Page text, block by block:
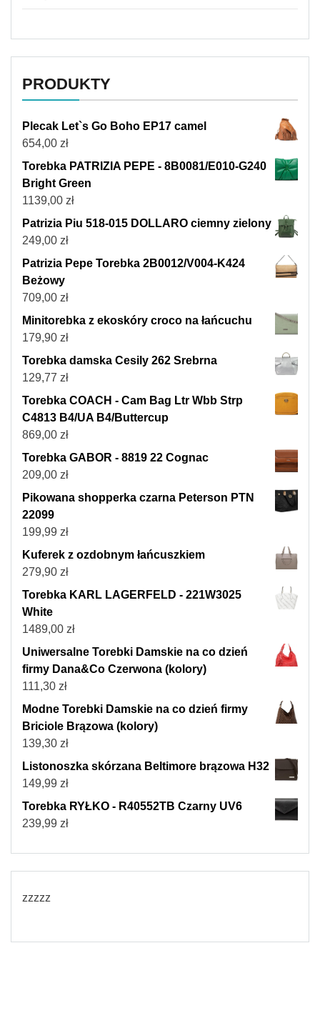
PRODUKTY
Plecak Let`s Go Boho EP17 camel
654,00 zł
Torebka PATRIZIA PEPE - 8B0081/E010-G240
Bright Green
1139,00 zł
Patrizia Piu 518-015 DOLLARO ciemny zielony
249,00 zł
Patrizia Pepe Torebka 2B0012/V004-K424
Beżowy
709,00 zł
Minitorebka z ekoskóry croco na łańcuchu
179,90 zł
Torebka damska Cesily 262 Srebrna
129,77 zł
Torebka COACH - Cam Bag Ltr Wbb Strp
C4813 B4/UA B4/Buttercup
869,00 zł
Torebka GABOR - 8819 22 Cognac
209,00 zł
Pikowana shopperka czarna Peterson PTN
22099
199,99 zł
Kuferek z ozdobnym łańcuszkiem
279,90 zł
Torebka KARL LAGERFELD - 221W3025
White
1489,00 zł
Uniwersalne Torebki Damskie na co dzień
firmy Dana&Co Czerwona (kolory)
111,30 zł
Modne Torebki Damskie na co dzień firmy
Briciole Brązowa (kolory)
139,30 zł
Listonoszka skórzana Beltimore brązowa H32
149,99 zł
Torebka RYŁKO - R40552TB Czarny UV6
239,99 zł
zzzzz